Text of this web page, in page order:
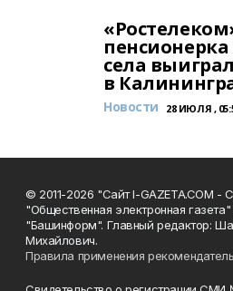
села
в
Новости 28 ИЮЛЯ ,
© 2011-2026 "Сайт I-GAZETA.COM -
"Общественная электронная
"Башинформ". Главный редактор:
Михайлович.
Правила применения